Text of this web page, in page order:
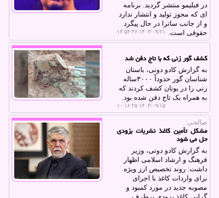
در فیلیمو منتشر گردید. برنامه
ای که مجوز تولید و انتشار ندارد
و از جانب ساترا در حال پیگرد
حقوقی است.
۱۴۰۴/۰۹/۲۱ ۱۴:۵۳:۴۶
کشف گور زنی که با تاج دفن شد
به گزارش کادو دونی، باستان
شناسان گور حدوداً ۳۰۰۰ساله
زنی را در یونان کشف کردند که
به همراه یک تاج دفن شده بود.
۱۴۰۴/۰۹/۱۵ ۱۰:۱۶:۲۵
صالحی:
مشکل تأمین کاغذ نشریات بزودی
حل می شود
به گزارش کادو دونی، وزیر
فرهنگ و ارشاد اسلامی اظهار
داشت: روند تخصیص ارز ویژه
برای واردات کاغذ با اجرای
مصوبه جدید در مورد کمبود و